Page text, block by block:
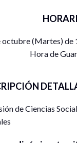
octubre (Martes) de
Hora de
de Ciencias